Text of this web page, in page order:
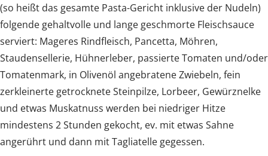
(so heißt das gesamte Pasta-Gericht inklusive der Nudeln)
folgende gehaltvolle und lange geschmorte Fleischsauce
serviert: Mageres Rindfleisch, Pancetta, Möhren,
Staudensellerie, Hühnerleber, passierte Tomaten und/oder
Tomatenmark, in Olivenöl angebratene Zwiebeln, fein
zerkleinerte getrocknete Steinpilze, Lorbeer, Gewürznelke
und etwas Muskatnuss werden bei niedriger Hitze
mindestens 2 Stunden gekocht, ev. mit etwas Sahne
angerührt und dann mit Tagliatelle gegessen.